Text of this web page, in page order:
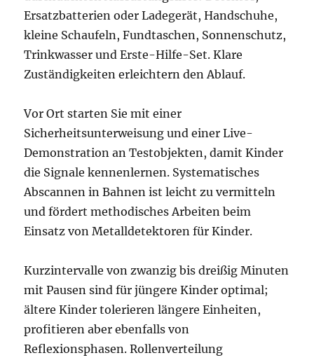
Ersatzbatterien oder Ladegerät, Handschuhe,
kleine Schaufeln, Fundtaschen, Sonnenschutz,
Trinkwasser und Erste-Hilfe-Set. Klare
Zuständigkeiten erleichtern den Ablauf.
Vor Ort starten Sie mit einer
Sicherheitsunterweisung und einer Live-
Demonstration an Testobjekten, damit Kinder
die Signale kennenlernen. Systematisches
Abscannen in Bahnen ist leicht zu vermitteln
und fördert methodisches Arbeiten beim
Einsatz von Metalldetektoren für Kinder.
Kurzintervalle von zwanzig bis dreißig Minuten
mit Pausen sind für jüngere Kinder optimal;
ältere Kinder tolerieren längere Einheiten,
profitieren aber ebenfalls von
Reflexionsphasen. Rollenverteilung